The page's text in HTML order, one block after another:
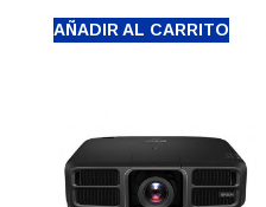
AÑADIR AL CARRITO